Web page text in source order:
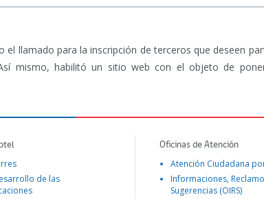
el llamado para la inscripción de terceros que deseen
mismo, habilitó un sitio web con el objeto de
de las
Oficinas de Atención
Atención Ciudadana
Informaciones,
Sugerencias (OIRS)